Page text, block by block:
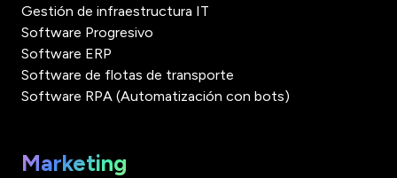
Gestión de infraestructura IT
Software Progresivo
Software ERP
Software de flotas de transporte
Software RPA (Automatización con bots)
Marketing